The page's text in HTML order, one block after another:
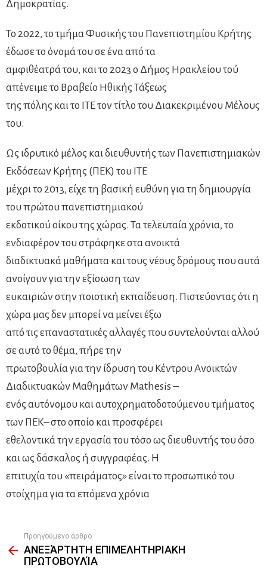
Δηµοκρατίας.
Το 2022, το τµήµα Φυσικής του Πανεπιστημίου Κρήτης
έδωσε το όνομά του σε ένα από τα
αμφιθέατρά του, και το 2023 ο Δήµος Ηρακλείου τού
απένειµε το Βραβείο Ηθικής Τάξεως
της πόλης και το ΙΤΕ τον τίτλο του Διακεκριμένου Μέλους
του.
Ως ιδρυτικό µέλος και διευθυντής των Πανεπιστημιακών
Εκδόσεων Κρήτης (ΠΕΚ) του ΙΤΕ
µέχρι το 2013, είχε τη βασική ευθύνη για τη δημιουργία
του πρώτου πανεπιστημιακού
εκδοτικού οίκου της χώρας. Τα τελευταία χρόνια, το
ενδιαφέρον του στράφηκε στα ανοικτά
διαδικτυακά µαθήµατα και τους νέους δρόµους που αυτά
ανοίγουν για την εξίσωση των
ευκαιριών στην ποιοτική εκπαίδευση. Πιστεύοντας ότι η
χώρα µας δεν µπορεί να µείνει έξω
από τις επαναστατικές αλλαγές που συντελούνται αλλού
σε αυτό το θέµα, πήρε την
πρωτοβουλία για την ίδρυση του Κέντρου Ανοικτών
Διαδικτυακών Μαθηµάτων Mathesis –
ενός αυτόνοµου και αυτοχρηµατοδοτούµενου τμήματος
των ΠΕΚ– στο οποίο και προσφέρει
εθελοντικά την εργασία του τόσο ως διευθυντής του όσο
και ως δάσκαλος ή συγγραφέας. Η
επιτυχία του «πειράµατος» είναι το προσωπικό του
στοίχηµα για τα επόµενα χρόνια
more
Προηγούμενο άρθρο
ΑΝΕΞΆΡΤΗΤΗ ΕΠΙΜΕΛΗΤΗΡΙΑΚΗ
ΠΡΩΤΟΒΟΥΛΊΑ